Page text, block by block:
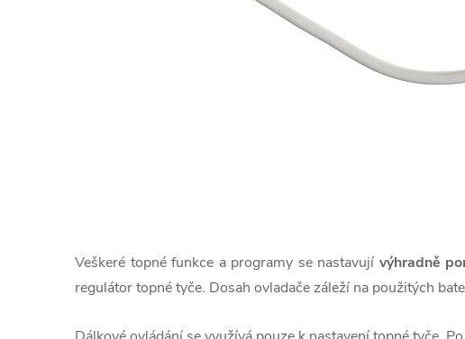
Veškeré topné funkce a programy se nastavují výhradně
regulátor topné tyče. Dosah ovladače záleží na použitých